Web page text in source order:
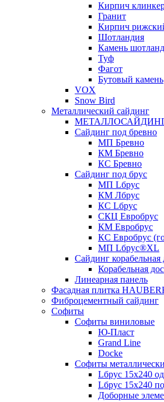
Кирпич
Гранит
Кирпич
Шотландия
Камень
Туф
Фагот
Бутовый камень
VOX
Snow Bird
Металлический сайдинг
Сайдинг под бревно
МП Бревно
КМ Бревно
КС Бревно
Сайдинг под брус
МП Lбрус
КМ Лбрус
КС Lбрус
СКЦ Евробрус
КМ Евробрус
КС Евробрус
МП Lбрус®XL
Сайдинг корабельная
Корабельная
Линеарная панель
Фасадная плитка
Фиброцементный сайдинг
Софиты
Софиты виниловые
Ю-Пласт
Grand Line
Docke
Софиты
Lбрус 15x240
Lбрус 15x240
Доборные